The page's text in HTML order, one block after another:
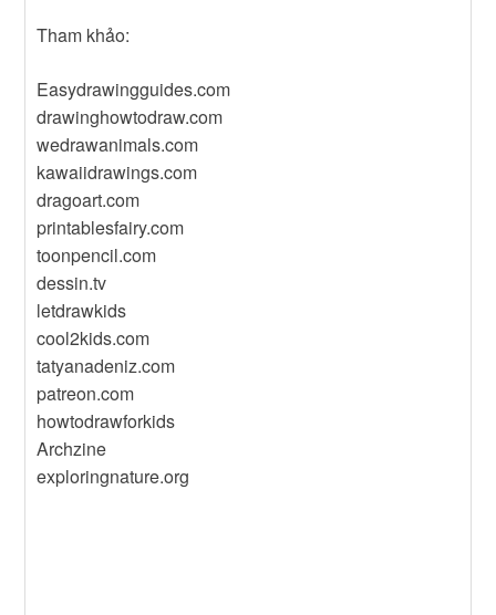
Tham khảo:
Easydrawingguides.com
drawinghowtodraw.com
wedrawanimals.com
kawaiidrawings.com
dragoart.com
printablesfairy.com
toonpencil.com
dessin.tv
letdrawkids
cool2kids.com
tatyanadeniz.com
patreon.com
howtodrawforkids
Archzine
exploringnature.org